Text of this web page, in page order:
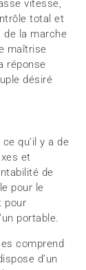
vitesse,
total et
de la marche
maîtrise
réponse
désiré
qu’il y a de
et
de
pour le
pour
portable.
comprend
d’un